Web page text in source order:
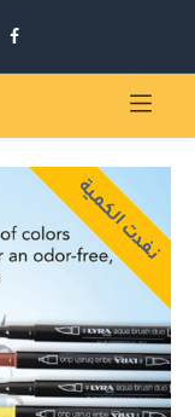
نفدت الكمية